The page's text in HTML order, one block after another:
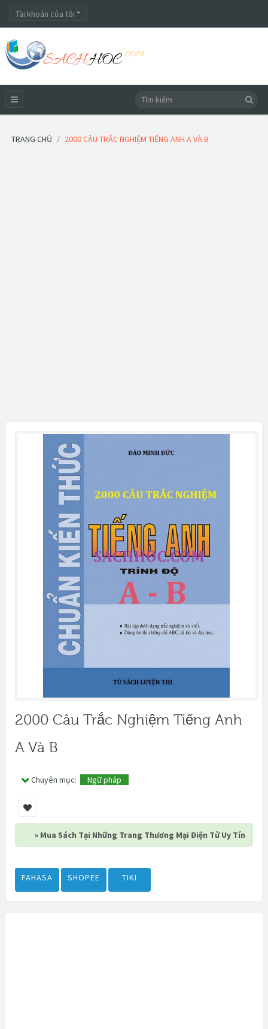
Tài khoản của tôi
TRANG CHỦ 2000 CÂU TRẮC NGHIỆM TIẾNG ANH A VÀ B
2000 Câu Trắc Nghiệm Tiếng Anh
A Và B
Chuyên mục: Ngữ pháp
» Mua Sách Tại Những Trang Thương Mại Điện Tử Uy Tín
FAHASA SHOPEE TIKI